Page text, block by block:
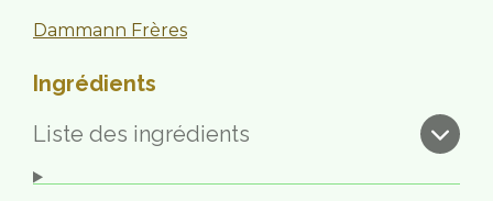
Dammann Frères
Ingrédients
Liste des ingrédients